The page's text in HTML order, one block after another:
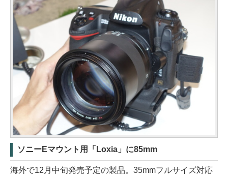
ソニーEマウント用「Loxia」に85mm
海外で12月中旬発売予定の製品。35mmフルサイズ対応